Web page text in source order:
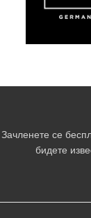
Зачленете се
бидете